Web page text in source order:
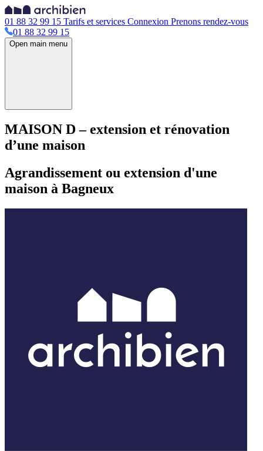
01 88 32 99 15 Tarifs et services Connexion Prenons rendez-vous
01 88 32 99 15
Open main menu
MAISON D – extension et rénovation
d’une maison
Agrandissement ou extension d'une
maison à Bagneux